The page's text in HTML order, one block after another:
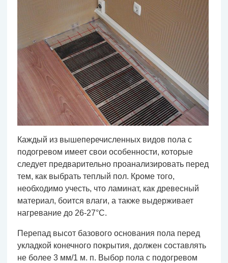
Каждый из вышеперечисленных видов пола с
подогревом имеет свои особенности, которые
следует предварительно проанализировать перед
тем, как выбрать теплый пол. Кроме того,
необходимо учесть, что ламинат, как древесный
материал, боится влаги, а также выдерживает
нагревание до 26-27°С.
Перепад высот базового основания пола перед
укладкой конечного покрытия, должен составлять
не более 3 мм/1 м. п. Выбор пола с подогревом